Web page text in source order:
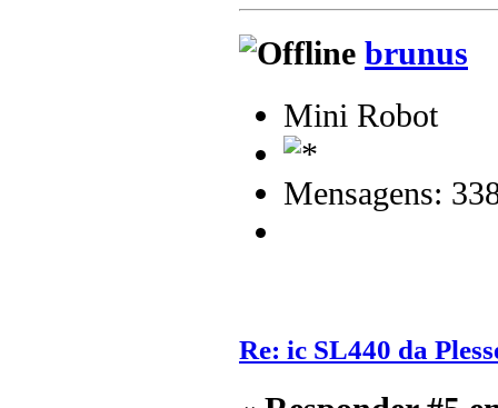
brunus
Mini Robot
Mensagens:
Re: ic SL440 da